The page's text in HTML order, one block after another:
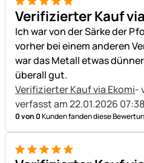
5 von 5
Verifizierter Kauf
Ich war von der Särke der
vorher bei einem anderen
war das Metall etwas
überall gut.
Verifizierter Kauf via Ekomi-
verfasst am 22.01.2026
0 von 0Kunden fanden diese
5 von 5